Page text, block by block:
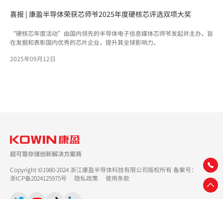
喜报 | 康盈半导体荣获芯师爷2025年度硬核芯评选双项大奖
“硬核芯年度活动”由国内领先的半导体电子信息媒体芯师爷发起并主办，旨
在发掘和表彰国内优秀的芯片企业，提升其全球影响力。
2025年09月12日
超可靠存储创新解决方案商
Copyright ©1980-2024 浙江康盈半导体科技有限公司版权所有 备案号：
浙ICP备2024125975号
隐私政策 使用条款